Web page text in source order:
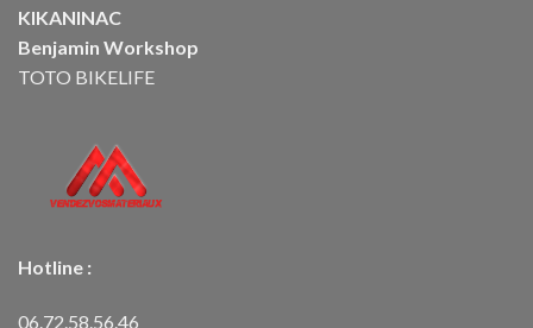
KIKANINAC
Benjamin Workshop
TOTO BIKELIFE
Hotline :
06.72.58.56.46